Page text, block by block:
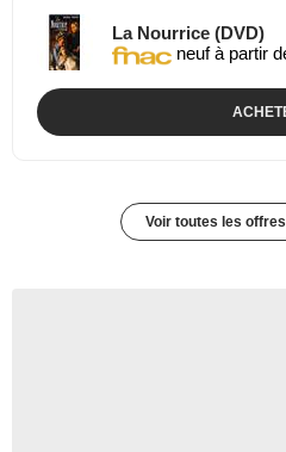
La Nourrice (DVD)
neuf à partir
Voir toutes les